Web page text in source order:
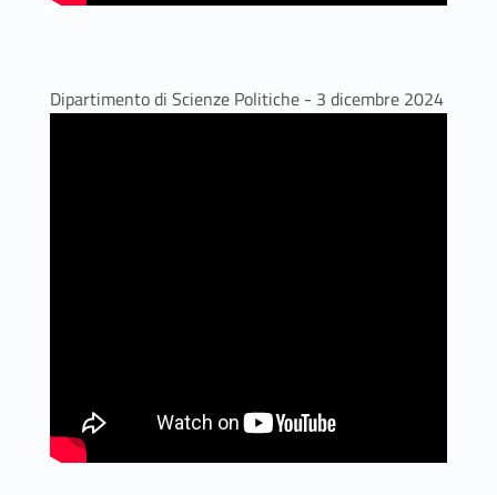
Dipartimento di Scienze Politiche - 3 dicembre 2024